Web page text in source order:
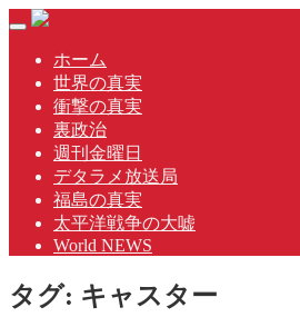
Skip
content
Toggle
navigationホーム
世界の真実
衝撃の真実
裏政治
週刊金曜日
デタラメ放送局
福島の真実
太平洋戦争の大嘘
World NEWS
タグ: キャスター